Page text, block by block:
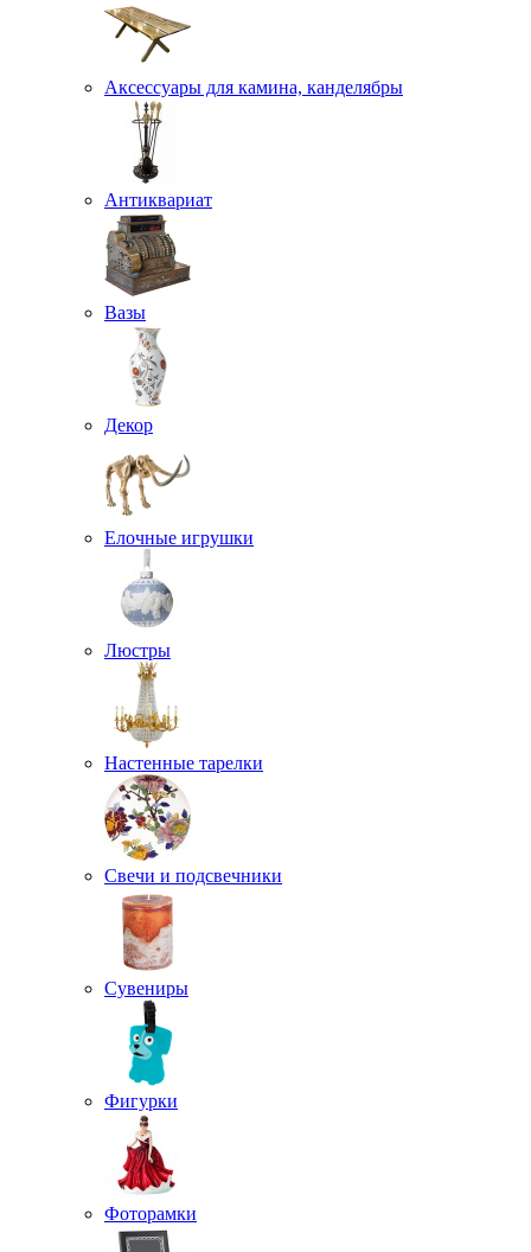
Аксессуары для камина, канделябры
Антиквариат
Вазы
Декор
Елочные игрушки
Люстры
Настенные тарелки
Свечи и подсвечники
Сувениры
Фигурки
Фоторамки